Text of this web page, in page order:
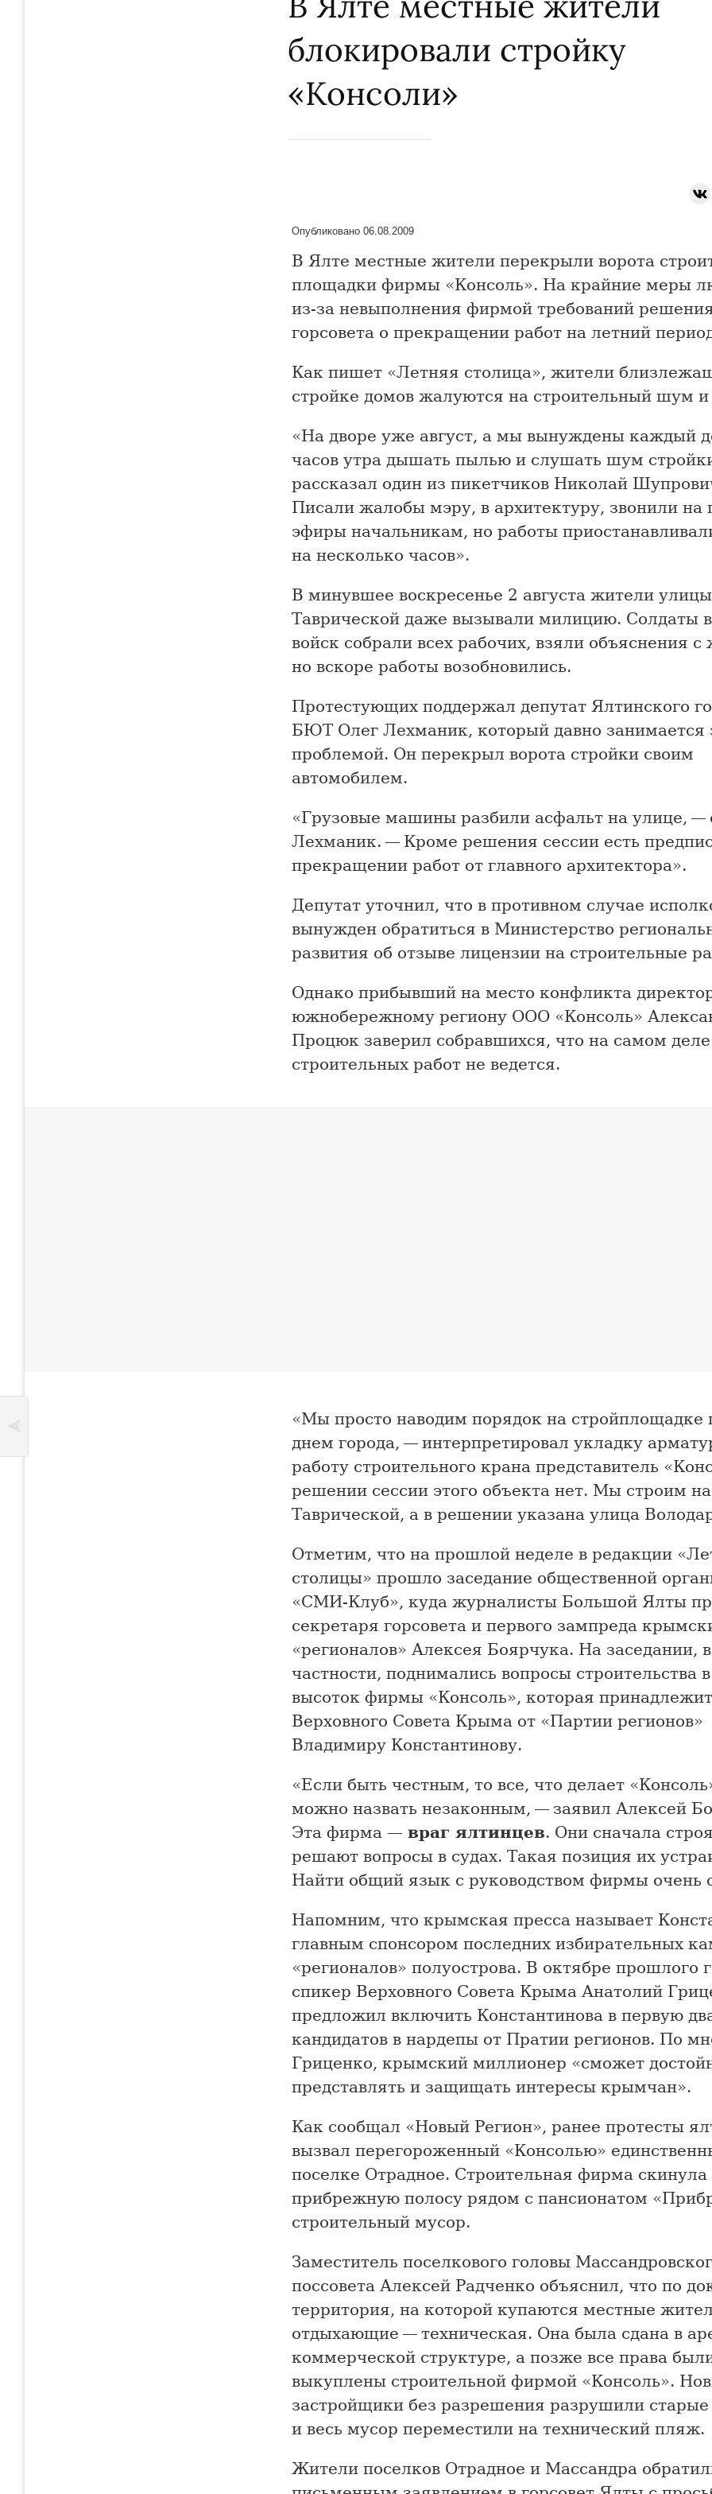
блокировали стройку
«Консоли»
Опубликовано 06.08.2009
В Ялте местные жители перекрыли ворота
площадки фирмы «Консоль». На крайние меры
из-за невыполнения фирмой требований
горсовета о прекращении работ на летний
Как пишет «Летняя столица», жители
стройке домов жалуются на строительный шум
«На дворе уже август, а мы вынуждены каждый
часов утра дышать пылью и слушать шум
рассказал один из пикетчиков Николай
Писали жалобы мэру, в архитектуру, звонили на
эфиры начальникам, но работы
на несколько часов».
В минувшее воскресенье 2 августа жители улицы
Таврической даже вызывали милицию. Солдаты
войск собрали всех рабочих, взяли объяснения с
но вскоре работы возобновились.
Протестующих поддержал депутат Ялтинского
БЮТ Олег Лехманик, который давно занимается
проблемой. Он перекрыл ворота стройки своим
автомобилем.
«Грузовые машины разбили асфальт на улице, —
Лехманик. — Кроме решения сессии есть
прекращении работ от главного архитектора».
Депутат уточнил, что в противном случае
вынужден обратиться в Министерство
развития об отзыве лицензии на строительные
Однако прибывший на место конфликта
южнобережному региону ООО «Консоль»
Процюк заверил собравшихся, что на самом
строительных работ не ведется.
«Мы просто наводим порядок на стройплощадке
днем города, — интерпретировал укладку
работу строительного крана представитель
решении сессии этого объекта нет. Мы строим на
Таврической, а в решении указана улица
Отметим, что на прошлой неделе в редакции
столицы» прошло заседание общественной
«СМИ-Клуб», куда журналисты Большой Ялты
секретаря горсовета и первого зампреда
«регионалов» Алексея Боярчука. На заседании, в
частности, поднимались вопросы строительства
высоток фирмы «Консоль», которая
Верховного Совета Крыма от «Партии регионов»
Владимиру Константинову.
«Если быть честным, то все, что делает
можно назвать незаконным, — заявил Алексей
Эта фирма — враг ялтинцев. Они сначала
решают вопросы в судах. Такая позиция их
Найти общий язык с руководством фирмы очень
Напомним, что крымская пресса называет
главным спонсором последних избирательных
«регионалов» полуострова. В октябре прошлого
спикер Верховного Совета Крыма Анатолий
предложил включить Константинова в первую
кандидатов в нардепы от Пратии регионов. По
Гриценко, крымский миллионер «сможет
представлять и защищать интересы крымчан».
Как сообщал «Новый Регион», ранее протесты
вызвал перегороженный «Консолью»
поселке Отрадное. Строительная фирма скинула
прибрежную полосу рядом с пансионатом
строительный мусор.
Заместитель поселкового головы
поссовета Алексей Радченко объяснил, что по
территория, на которой купаются местные
отдыхающие — техническая. Она была сдана в
коммерческой структуре, а позже все права
выкуплены строительной фирмой «Консоль».
застройщики без разрешения разрушили старые
и весь мусор переместили на технический пляж.
Жители поселков Отрадное и Массандра